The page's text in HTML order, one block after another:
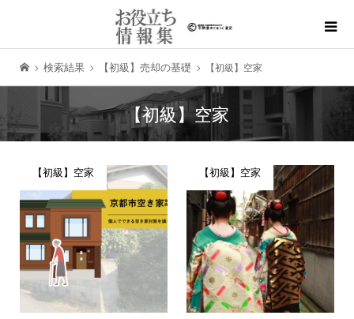
検索結果 【初級】売却の基礎 【初級】空家
【初級】空家
【初級】空家 【初級】空家